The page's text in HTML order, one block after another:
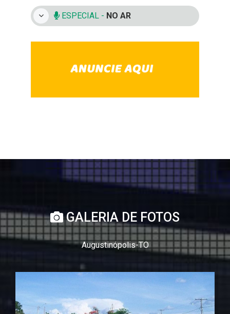
ESPECIAL - NO AR
GALERIA DE FOTOS
Augustinópolis-TO